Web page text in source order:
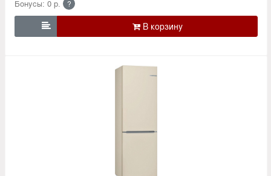
Бонусы: 0 р. ?
